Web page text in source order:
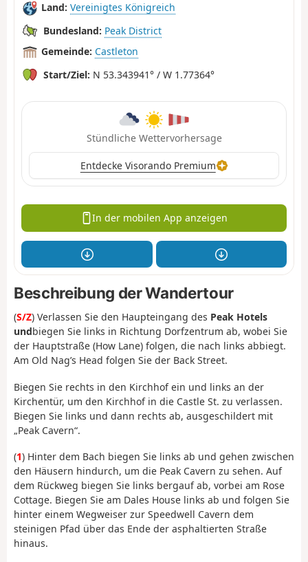
Land: Vereinigtes Königreich
Bundesland: Peak District
Gemeinde: Castleton
Start/Ziel: N 53.343941° / W 1.77364°
Stündliche Wettervorhersage
Entdecke Visorando Premium
In der mobilen App anzeigen
Beschreibung der Wandertour
(S/Z) Verlassen Sie den Haupteingang des Peak Hotels
undbiegen Sie links in Richtung Dorfzentrum ab, wobei Sie
der Hauptstraße (How Lane) folgen, die nach links abbiegt.
Am Old Nag’s Head folgen Sie der Back Street.
Biegen Sie rechts in den Kirchhof ein und links an der
Kirchentür, um den Kirchhof in die Castle St. zu verlassen.
Biegen Sie links und dann rechts ab, ausgeschildert mit
„Peak Cavern“.
(1) Hinter dem Bach biegen Sie links ab und gehen zwischen
den Häusern hindurch, um die Peak Cavern zu sehen. Auf
dem Rückweg biegen Sie links bergauf ab, vorbei am Rose
Cottage. Biegen Sie am Dales House links ab und folgen Sie
hinter einem Wegweiser zur Speedwell Cavern dem
steinigen Pfad über das Ende der asphaltierten Straße
hinaus.